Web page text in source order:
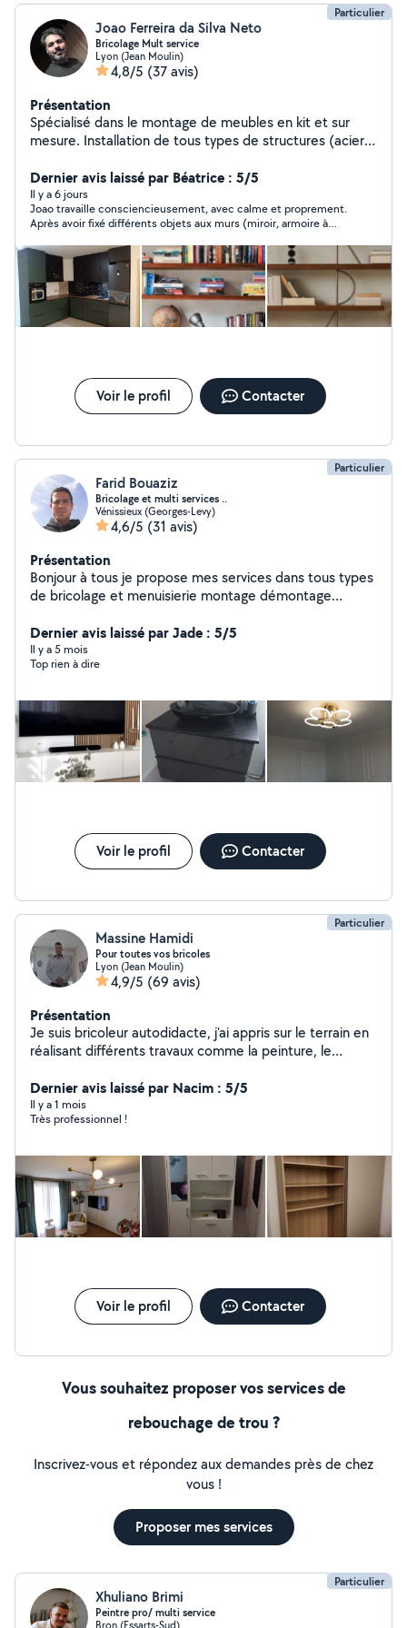
Particulier
Joao Ferreira da Silva Neto
Bricolage Mult service
Lyon (Jean Moulin)
4,8/5 (37 avis)
Présentation
Spécialisé dans le montage de meubles en kit et sur
mesure. Installation de tous types de structures (acier,
escaliers, mezzanines et fenêtres. Peinture et
rénovation intérieure, pose de revêtements de sol et
de carrelage.Toiture, couvertures, gouttières et solins,
réparation de fuites et d'infiltrations, petits travaux
d'électricité et de plomberie. Prix compétitifs et service
de qualité.Nous effectuons également des
déménagements et proposons une assistance pour les
déménagements.
Dernier avis laissé par Béatrice : 5/5
Il y a 6 jours
Joao travaille consciencieusement, avec calme et proprement.
Après avoir fixé différents objets aux murs (miroir, armoire à
escamotable qui était en kit, un travail complexe nécessitant
une journée de travail avec un résultat nickel. Merci Joao. Je le
recommande vivement
Voir le profil Contacter
Particulier
Farid Bouaziz
Bricolage et multi services ..
Vénissieux (Georges-Levy)
4,6/5 (31 avis)
Présentation
Bonjour à tous je propose mes services dans tous types
de bricolage et menuisierie montage démontage
fixation du télé peinture n'hésitez pas de me contacter
Dernier avis laissé par Jade : 5/5
Il y a 5 mois
Top rien à dire
Voir le profil Contacter
Particulier
Massine Hamidi
Pour toutes vos bricoles
Lyon (Jean Moulin)
4,9/5 (69 avis)
Présentation
Je suis bricoleur autodidacte, j'ai appris sur le terrain en
réalisant différents travaux comme la peinture, le
Je suis sérieux, débrouillard et j'aime le travail bien fait
Dernier avis laissé par Nacim : 5/5
Il y a 1 mois
Très professionnel !
Voir le profil Contacter
Vous souhaitez proposer vos services de
rebouchage de trou ?
Inscrivez-vous et répondez aux demandes près de chez
vous !
Proposer mes services
Particulier
Xhuliano Brimi
Peintre pro/ multi service
Bron (Essarts-Sud)